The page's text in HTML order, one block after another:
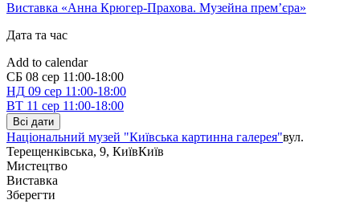
Виставка «Анна Крюгер-Прахова. Музейна прем’єра»
Дата та час
Add to calendar
СБ 08 сер 11:00-18:00
НД 09 сер 11:00-18:00
ВТ 11 сер 11:00-18:00
Всі дати
Національний музей "Київська картинна галерея"вул.
Терещенківська, 9, КиївКиїв
Мистецтво
Виставка
Зберегти